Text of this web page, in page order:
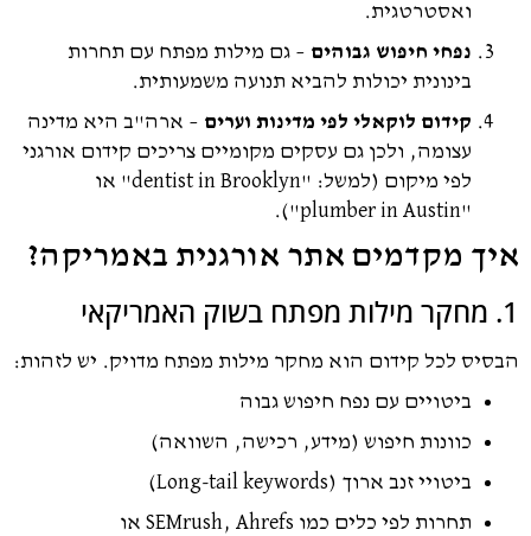
ואסטרטגית.
נפחי חיפוש גבוהים– גם מילות מפתח עם תחרות
בינונית יכולות להביא תנועה משמעותית.
קידום לוקאלי לפי מדינות וערים– ארה"ב היא מדינה
עצומה, ולכן גם עסקים מקומיים צריכים קידום אורגני
לפי מיקום (למשל: "dentist in Brooklyn" או
מקדמים אתר אורגנית באמריקה?
לכל קידום הוא מחקר מילות מפתח מדויק. יש לזהות:
ביטויים עם נפח חיפוש גבוה
כוונות חיפוש (מידע, רכישה, השוואה)
ביטויי זנב ארוך (Long-tail keywords)
תחרות לפי כלים כמו SEMrush, Ahrefs או